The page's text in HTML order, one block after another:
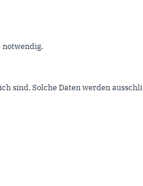
Kontakt
sind. Solche Daten werden